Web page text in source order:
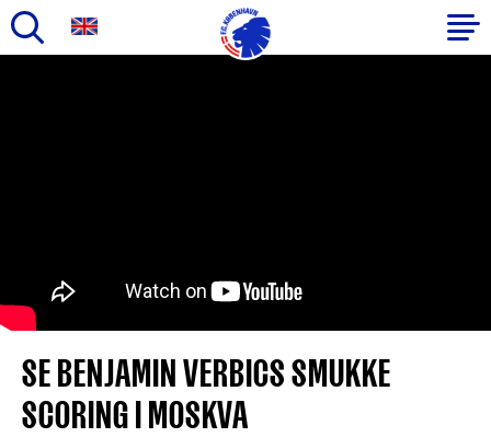
SE BENJAMIN VERBICS SMUKKE
SCORING I MOSKVA